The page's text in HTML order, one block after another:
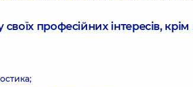
професійних інтересів, крім